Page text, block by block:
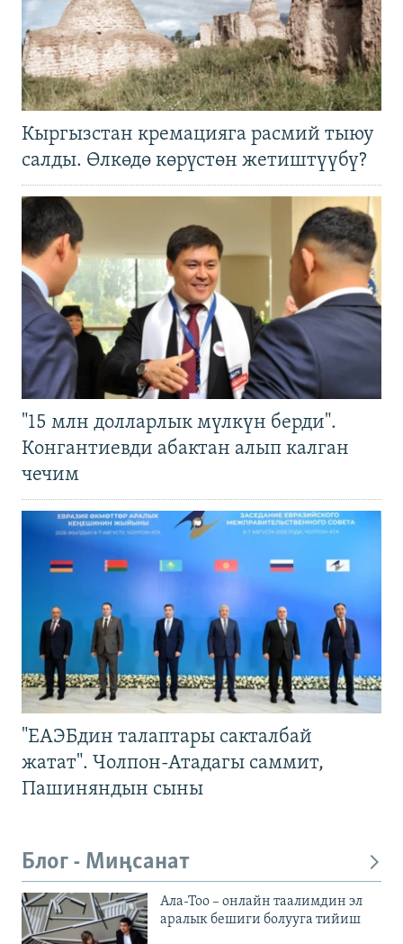
Кыргызстан кремацияга расмий тыюу
салды. Өлкөдө көрүстөн жетиштүүбү?
"15 млн долларлык мүлкүн берди".
Конгантиевди абактан алып калган
чечим
"ЕАЭБдин талаптары сакталбай
жатат". Чолпон-Атадагы саммит,
Пашиняндын сыны
Блог - Миңсанат
Ала-Тоо – онлайн таалимдин эл
аралык бешиги болууга тийиш